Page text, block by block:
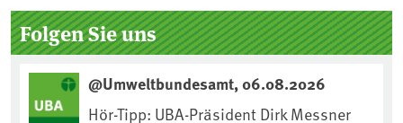
Folgen Sie uns
@Umweltbundesamt, 06.08.2026
Hör-Tipp: UBA-Präsident Dirk Messner